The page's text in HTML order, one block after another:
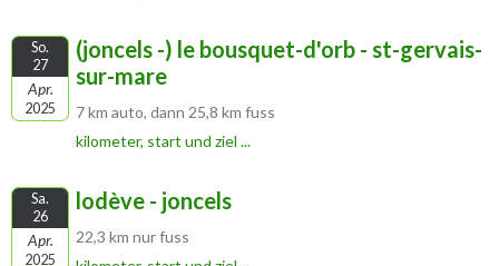
So.
27
Apr.
2025
(joncels -) le bousquet-d'orb - st-gervais-
sur-mare
7 km auto, dann 25,8 km fuss
kilometer, start und ziel ...
Sa.
26
Apr.
2025
lodève - joncels
22,3 km nur fuss